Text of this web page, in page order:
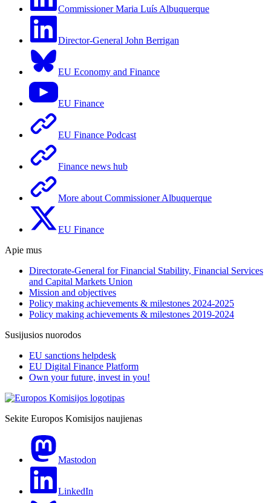
Commissioner Maria Luís Albuquerque
Director-General John Berrigan
EU Economy and Finance
EU Finance
EU Finance Podcast
Finance news hub
More about Commissioner Albuquerque
EU Finance
Apie mus
Directorate-General for Financial Stability, Financial Services
and Capital Markets Union
Mission and objectives
Policy making achievements & milestones 2024-2025
Policy making achievements & milestones 2019-2024
Susijusios nuorodos
EU sanctions helpdesk
EU Digital Finance Platform
Own your future, invest in you!
Sekite Europos Komisijos naujienas
Mastodon
LinkedIn